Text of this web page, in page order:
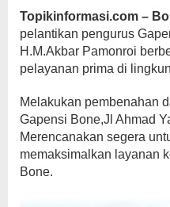
Topikinformasi.com –
pelantikan pengurus
H.M.Akbar Pamonroi
pelayanan prima di
Melakukan pembenahan
Gapensi Bone,Jl Ahmad
Merencanakan segera
memaksimalkan layanan
Bone.